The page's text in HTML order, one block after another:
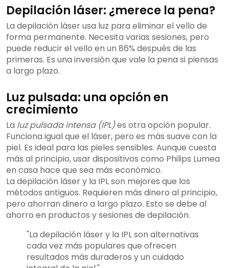
Depilación láser: ¿merece la pena?
La depilación láser usa luz para eliminar el vello de
forma permanente. Necesita varias sesiones, pero
puede reducir el vello en un 86% después de las
primeras. Es una inversión que vale la pena si piensas
a largo plazo.
Luz pulsada: una opción en
crecimiento
La luz pulsada intensa (IPL)es otra opción popular.
Funciona igual que el láser, pero es más suave con la
piel. Es ideal para las pieles sensibles. Aunque cuesta
más al principio, usar dispositivos como Philips Lumea
en casa hace que sea más económico.
La depilación láser y la IPL son mejores que los
métodos antiguos. Requieren más dinero al principio,
pero ahorran dinero a largo plazo. Esto se debe al
ahorro en productos y sesiones de depilación.
"La depilación láser y la IPL son alternativas
cada vez más populares que ofrecen
resultados más duraderos y un cuidado